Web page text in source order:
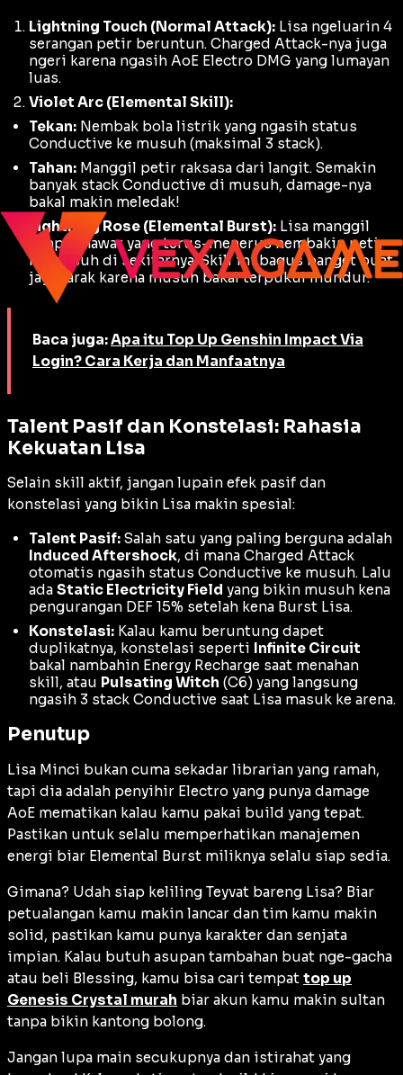
Lightning Touch (Normal Attack): Lisa ngeluarin 4
serangan petir beruntun. Charged Attack-nya juga
ngeri karena ngasih AoE Electro DMG yang lumayan
luas.
Violet Arc (Elemental Skill):
Tekan: Nembak bola listrik yang ngasih status
Conductive ke musuh (maksimal 3 stack).
Tahan: Manggil petir raksasa dari langit. Semakin
banyak stack Conductive di musuh, damage-nya
bakal makin meledak!
Lightning Rose (Elemental Burst): Lisa manggil
lampu mawar yang terus-menerus nembakin petir
ke musuh di sekitarnya. Skill ini bagus banget buat
jaga jarak karena musuh bakal terpukul mundur.
Baca juga:Apa itu Top Up Genshin Impact Via
Login? Cara Kerja dan Manfaatnya
Talent Pasif dan Konstelasi: Rahasia
Kekuatan Lisa
Selain skill aktif, jangan lupain efek pasif dan
konstelasi yang bikin Lisa makin spesial:
Talent Pasif: Salah satu yang paling berguna adalah
Induced Aftershock, di mana Charged Attack
otomatis ngasih status Conductive ke musuh. Lalu
ada Static Electricity Field yang bikin musuh kena
pengurangan DEF 15% setelah kena Burst Lisa.
Konstelasi: Kalau kamu beruntung dapet
duplikatnya, konstelasi seperti Infinite Circuit
bakal nambahin Energy Recharge saat menahan
skill, atau Pulsating Witch (C6) yang langsung
ngasih 3 stack Conductive saat Lisa masuk ke arena.
Penutup
Lisa Minci bukan cuma sekadar librarian yang ramah,
tapi dia adalah penyihir Electro yang punya damage
AoE mematikan kalau kamu pakai build yang tepat.
Pastikan untuk selalu memperhatikan manajemen
energi biar Elemental Burst miliknya selalu siap sedia.
Gimana? Udah siap keliling Teyvat bareng Lisa? Biar
petualangan kamu makin lancar dan tim kamu makin
solid, pastikan kamu punya karakter dan senjata
impian. Kalau butuh asupan tambahan buat nge-gacha
atau beli Blessing, kamu bisa cari tempat top up
Genesis Crystal murah biar akun kamu makin sultan
tanpa bikin kantong bolong.
Jangan lupa main secukupnya dan istirahat yang